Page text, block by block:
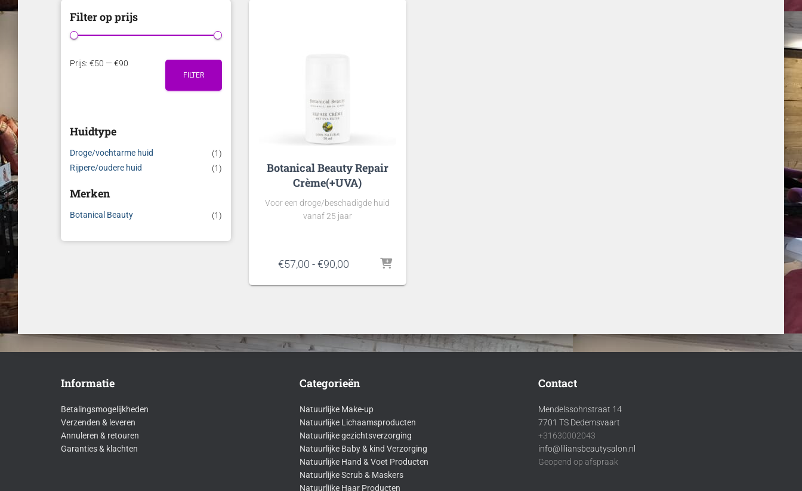
Filter op prijs
M
r
i
M
r
i
FILTER
Prijs: €50 — €90
Huidtype
Droge/vochtarme huid
(1)
Rijpere/oudere huid
(1)
Merken
Botanical Beauty (1)
Botanical Beauty Repair
Crème(+UVA)
Voor een droge/beschadigde huid
vanaf 25 jaar
€57,00 - €90,00Prijsklasse:
tot
Informatie
Betalingsmogelijkheden
Verzenden & leveren
Annuleren & retouren
Garanties & klachten
Categorieën
Natuurlijke Make-up
Natuurlijke Lichaamsproducten
Natuurlijke gezichtsverzorging
Natuurlijke Baby & kind Verzorging
Natuurlijke Hand & Voet Producten
Natuurlijke Scrub & Maskers
Natuurlijke Haar Producten
Contact
Mendelssohnstraat 14
7701 TS Dedemsvaart
+31630002043
info@liliansbeautysalon.nl
Geopend op afspraak